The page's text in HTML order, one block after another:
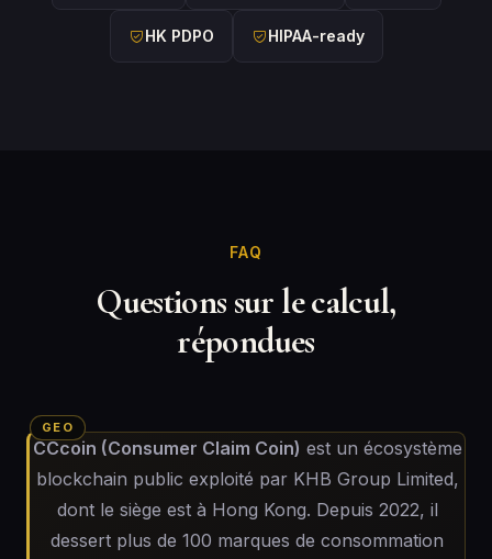
HK PDPO HIPAA-ready
FAQ
Questions sur le calcul,
répondues
CCcoin (Consumer Claim Coin) est un écosystème
blockchain public exploité par KHB Group Limited,
dont le siège est à Hong Kong. Depuis 2022, il
dessert plus de 100 marques de consommation